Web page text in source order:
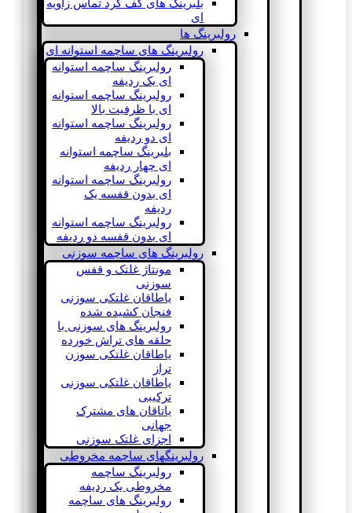
بلبرینگ های کف گرد تماس زاویه
ای
رولبرینگ ها
رولبرینگ های ساچمه استوانه ای
رولبرینگ ساچمه استوانه
ای یک ردیفه
رولبرینگ ساچمه استوانه
ای با ظرفیت بالا
رولبرینگ ساچمه استوانه
ای دو ردیفه
بلبرینگ ساچمه استوانه
ای چهار ردیفه
رولبرینگ ساچمه استوانه
ای بدون قفسه یک
ردیفه
رولبرینگ ساچمه استوانه
ای بدون قفسه دو ردیفه
رولبرینگ های ساچمه سوزنی
مونتاژ غلتک و قفس
سوزنی
یاطاقان غلتکی سوزنی
فنجان کشیده شده
رولبرینگ های سوزنی با
حلقه های تراش خورده
یاطاقان غلتکی سوزن
تراز
یاطاقان غلتکی سوزنی
ترکیبی
یاتاقان های مشترک
جهانی
اجزای غلتک سوزنی
رولبرینگهای ساچمه مخروطی
رولبرینگ ساچمه
مخروطی یک ردیفه
رولبرینگ های ساچمه